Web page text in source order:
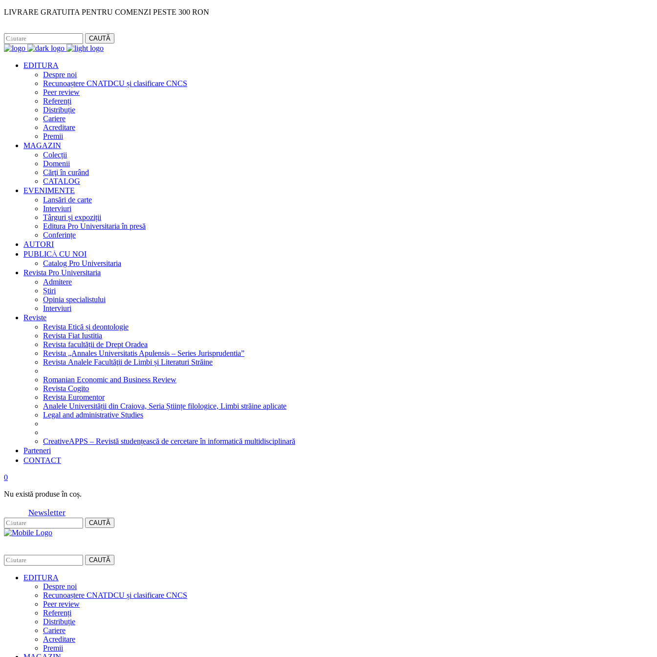
LIVRARE GRATUITA PENTRU COMENZI PESTE 300 RON
CAUTĂ
EDITURA
Despre noi
Recunoaștere CNATDCU și clasificare CNCS
Peer review
Referenți
Distribuție
Cariere
Acreditare
Premii
MAGAZIN
Colecții
Domenii
Cărţi în curând
CATALOG
EVENIMENTE
Lansări de carte
Interviuri
Târguri și expoziții
Editura Pro Universitaria în presă
Conferințe
AUTORI
PUBLICĂ CU NOI
Catalog Pro Universitaria
Revista Pro Universitaria
Admitere
Știri
Opinia specialistului
Interviuri
Reviste
Revista Etică și deontologie
Revista Fiat Iustitia
Revista facultății de Drept Oradea
Revista „Annales Universitatis Apulensis – Series Jurisprudentia”
Revista Analele Facultăţii de Limbi și Literaturi Străine
Romanian Economic and Business Review
Revista Cogito
Revista Euromentor
Analele Universității din Craiova, Seria Științe filologice, Limbi străine aplicate
Legal and administrative Studies
CreativeAPPS – Revistă studențească de cercetare în informatică multidisciplinară
Parteneri
CONTACT
0
Nu există produse în coș.
Newsletter
CAUTĂ
CAUTĂ
EDITURA
Despre noi
Recunoaștere CNATDCU și clasificare CNCS
Peer review
Referenți
Distribuție
Cariere
Acreditare
Premii